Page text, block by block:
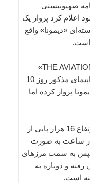
صهیونیستی
اعلام کرد پرواز یک
«دیمونا» واقع
است.
روزنامه مذکور به نقل از وبگاه «THE AVIATIONNST»
متخصص در امور پروازی اعلام کرد هواپیمای مذکور روز 10
دیمونا پرواز کرده اما
بنا به گزارش مذکور، این هواپیما در ارتفاع 16 هزار پایی از
326 کیلومتر در ساعت به صورت
و سپس به سمت مرزهای
و دوباره به
است.